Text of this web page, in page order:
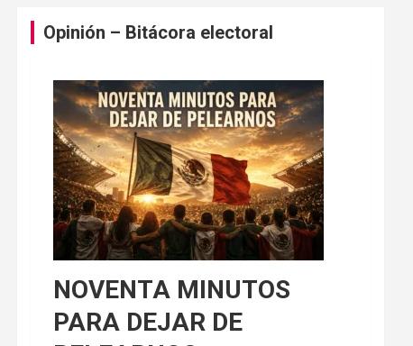
Opinión – Bitácora electoral
NOVENTA MINUTOS
PARA DEJAR DE